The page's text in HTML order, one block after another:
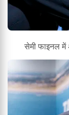
सेमी फाइनल में